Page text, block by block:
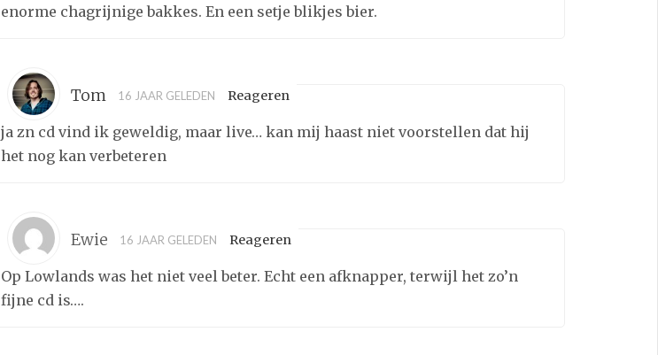
enorme chagrijnige bakkes. En een setje blikjes bier.
Tom 16 JAAR GELEDEN Reageren
ja zn cd vind ik geweldig, maar live… kan mij haast niet voorstellen dat hij
het nog kan verbeteren
Ewie 16 JAAR GELEDEN Reageren
Op Lowlands was het niet veel beter. Echt een afknapper, terwijl het zo’n
fijne cd is….